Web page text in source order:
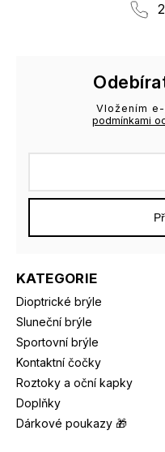
KATEGORIE
Dioptrické brýle
Sluneční brýle
Sportovní brýle
Kontaktní čočky
Roztoky a oční kapky
Doplňky
Dárkové poukazy 🎁
Vložením
podmínkami